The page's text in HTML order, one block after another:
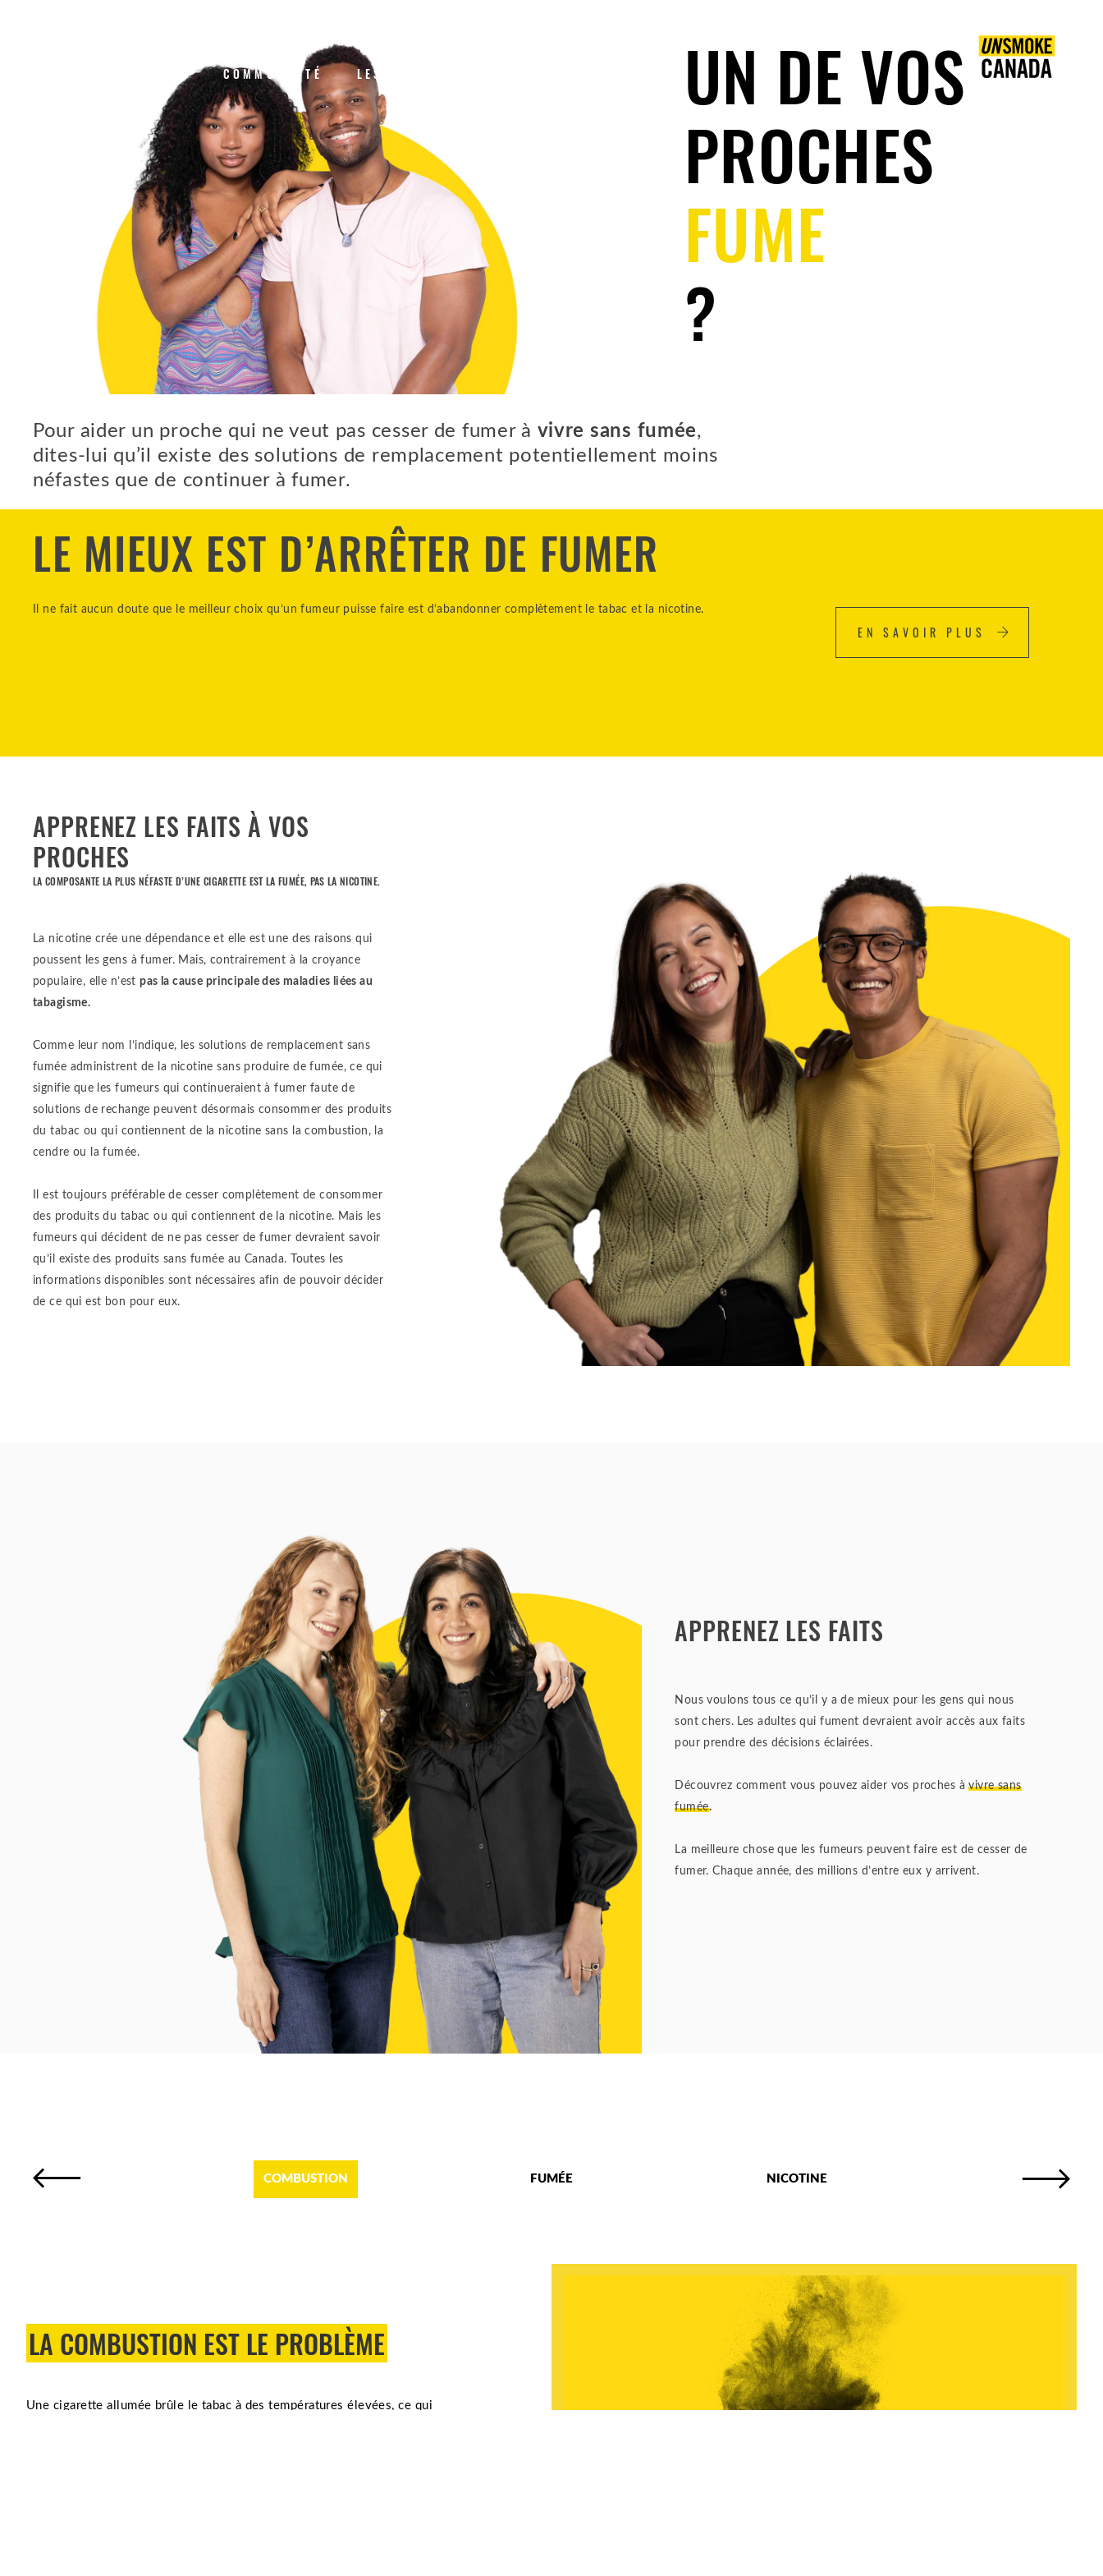
CADRE RÉGLEMENTAIRE COMMUNAUTÉ LES DÉPANNEURS COMPTENT
UN DE VOS
PROCHES
FUME
?
Pour aider un proche qui ne veut pas cesser de fumer à vivre sans fumée,
dites-lui qu’il existe des solutions de remplacement potentiellement moins
néfastes que de continuer à fumer.
LE MIEUX EST D’ARRÊTER DE FUMER
Il ne fait aucun doute que le meilleur choix qu’un fumeur puisse faire est d’abandonner complètement le tabac et la nicotine.
EN SAVOIR PLUS
LA COMPOSANTE LA PLUS NÉFASTE D’UNE CIGARETTE EST LA FUMÉE, PAS LA NICOTINE.
APPRENEZ LES FAITS À VOS
PROCHES
La nicotine crée une dépendance et elle est une des raisons qui
poussent les gens à fumer. Mais, contrairement à la croyance
populaire, elle n’estpas la cause principale des maladies liées au
tabagisme.
Comme leur nom l’indique, les solutions de remplacement sans
fumée administrent de la nicotine sans produire de fumée, ce qui
signifie que les fumeurs qui continueraient à fumer faute de
solutions de rechange peuvent désormais consommer des produits
du tabac ou qui contiennent de la nicotine sans la combustion, la
cendre ou la fumée.
Il est toujours préférable de cesser complètement de consommer
des produits du tabac ou qui contiennent de la nicotine. Mais les
fumeurs qui décident de ne pas cesser de fumer devraient savoir
qu’il existe des produits sans fumée au Canada. Toutes les
informations disponibles sont nécessaires afin de pouvoir décider
de ce qui est bon pour eux.
APPRENEZ LES FAITS
Nous voulons tous ce qu’il y a de mieux pour les gens qui nous
sont chers. Les adultes qui fument devraient avoir accès aux faits
pour prendre des décisions éclairées.
Découvrez comment vous pouvez aider vos proches àvivre sans
fumée.
La meilleure chose que les fumeurs peuvent faire est de cesser de
fumer. Chaque année, des millions d’entre eux y arrivent.
COMBUSTION FUMÉE NICOTINE
LA COMBUSTION EST LE PROBLÈME
Une cigarette allumée brûle le tabac à des températures élevées, ce qui